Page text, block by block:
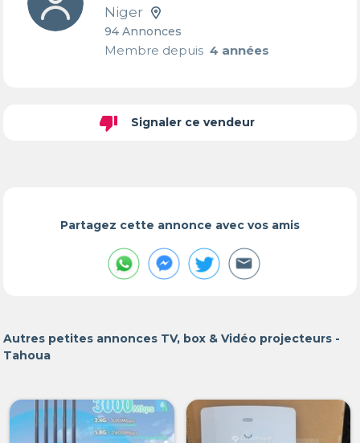
Niger
94 Annonces
Membre depuis4 années
thumb_down Signaler ce vendeur
Partagez cette annonce avec vos amis
Autres petites annonces TV, box & Vidéo projecteurs -
Tahoua